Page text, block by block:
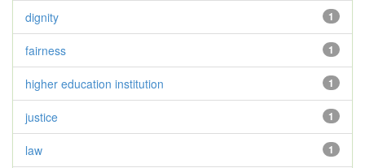
1
dignity
1
fairness
1
higher education institution
1
justice
1
law